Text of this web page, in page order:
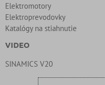
Elektromotory
Elektroprevodovky
Katalógy na stiahnutie
VIDEO
SINAMICS V20